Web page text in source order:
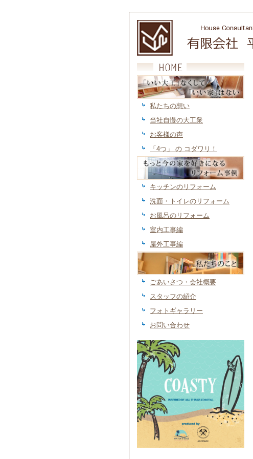
「いい大工」なくして「いい家」はない 神戸
市 須磨
私たちの想い
当社自慢の大工衆
お客様の声
「4つ」 の コダワリ！
もっと今の家を好きになるリフォーム事例 神
戸市 須磨
キッチンのリフォーム
洗面・トイレのリフォーム
お風呂のリフォーム
室内工事編
屋外工事編
私たちのこと
ごあいさつ・会社概要
スタッフの紹介
フォトギャラリー
お問い合わせ